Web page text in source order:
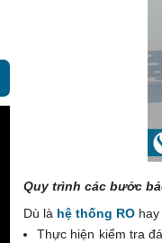
Quy trình các bước
Dù là hệ thống RO
Thực hiện kiểm tra